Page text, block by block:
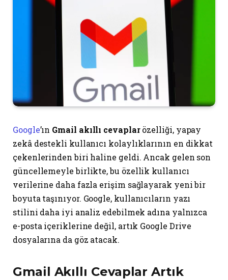
Google’ın Gmail akıllı cevaplarözelliği, yapay
zekâ destekli kullanıcı kolaylıklarının en dikkat
çekenlerinden biri haline geldi. Ancak gelen son
güncellemeyle birlikte, bu özellik kullanıcı
verilerine daha fazla erişim sağlayarak yeni bir
boyuta taşınıyor. Google, kullanıcıların yazı
stilini daha iyi analiz edebilmek adına yalnızca
e-posta içeriklerine değil, artık Google Drive
dosyalarına da göz atacak.
Gmail Akıllı Cevaplar Artık